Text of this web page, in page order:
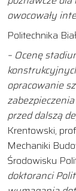
owocowały
Politechnika
– Ocenę
opracowanie
przed dalszą
Krentowski,
Mechaniki
Środowisku
doktoranci